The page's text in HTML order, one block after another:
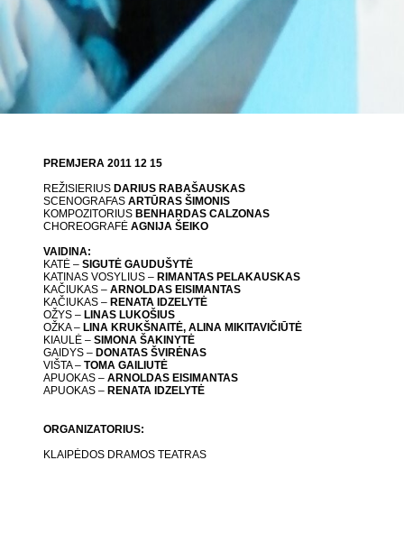
PREMJERA 2011 12 15
REŽISIERIUS DARIUS RABAŠAUSKAS
SCENOGRAFAS ARTŪRAS ŠIMONIS
KOMPOZITORIUS BENHARDAS CALZONAS
CHOREOGRAFĖ AGNIJA ŠEIKO
VAIDINA:
KATĖ – SIGUTĖ GAUDUŠYTĖ
KATINAS VOSYLIUS – RIMANTAS PELAKAUSKAS
KAČIUKAS – ARNOLDAS EISIMANTAS
KAČIUKAS – RENATA IDZELYTĖ
OŽYS – LINAS LUKOŠIUS
OŽKA – LINA KRUKŠNAITĖ, ALINA MIKITAVIČIŪTĖ
KIAULĖ – SIMONA ŠAKINYTĖ
GAIDYS – DONATAS ŠVIRĖNAS
VIŠTA – TOMA GAILIUTĖ
APUOKAS – ARNOLDAS EISIMANTAS
APUOKAS – RENATA IDZELYTĖ
ORGANIZATORIUS:
KLAIPĖDOS DRAMOS TEATRAS